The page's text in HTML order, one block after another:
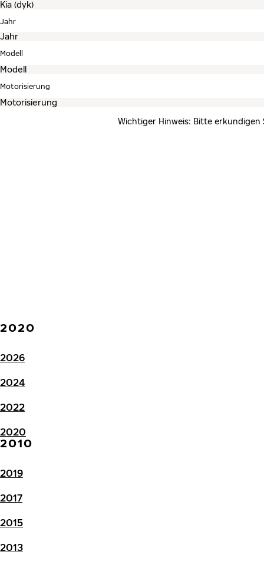
Jahr
Modell
Motorisierung
Wichtiger Hinweis: Bitte
2020
2026
2024
2022
2020
2010
2019
2017
2015
2013